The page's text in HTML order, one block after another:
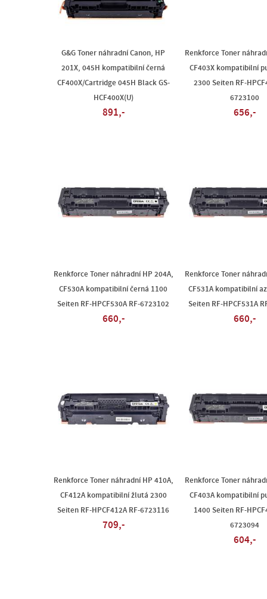
G&G Toner náhradní Canon, HP
201X, 045H kompatibilní černá
CF400X/Cartridge 045H Black GS-
HCF400X(U)
891,-
Renkforce Toner
CF403X kompatibilní
2300 Seiten RF-
6723100
656,-
Renkforce Toner náhradní HP 204A,
CF530A kompatibilní černá 1100
Seiten RF-HPCF530A RF-6723102
660,-
Renkforce Toner
CF531A kompatibilní
Seiten RF-HPCF531A
660,-
Renkforce Toner náhradní HP 410A,
CF412A kompatibilní žlutá 2300
Seiten RF-HPCF412A RF-6723116
709,-
Renkforce Toner
CF403A kompatibilní
1400 Seiten RF-
6723094
604,-